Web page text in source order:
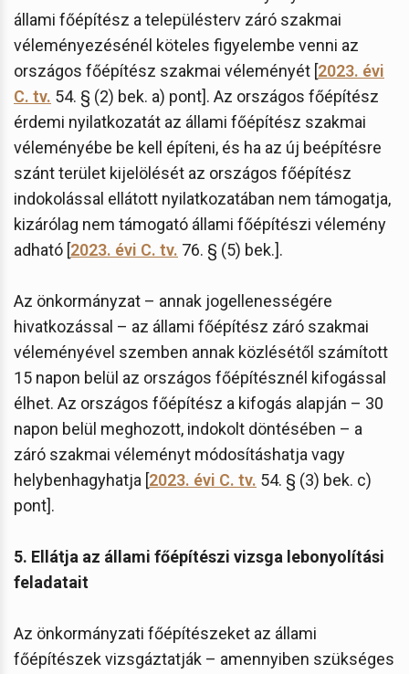
állami főépítész a településterv záró szakmai
véleményezésénél köteles figyelembe venni az
országos főépítész szakmai véleményét [2023. évi
C. tv. 54. § (2) bek. a) pont]. Az országos főépítész
érdemi nyilatkozatát az állami főépítész szakmai
véleményébe be kell építeni, és ha az új beépítésre
szánt terület kijelölését az országos főépítész
indokolással ellátott nyilatkozatában nem támogatja,
kizárólag nem támogató állami főépítészi vélemény
adható [2023. évi C. tv. 76. § (5) bek.].
Az önkormányzat – annak jogellenességére
hivatkozással – az állami főépítész záró szakmai
véleményével szemben annak közlésétől számított
15 napon belül az országos főépítésznél kifogással
élhet. Az országos főépítész a kifogás alapján – 30
napon belül meghozott, indokolt döntésében – a
záró szakmai véleményt módosításhatja vagy
helybenhagyhatja [2023. évi C. tv. 54. § (3) bek. c)
pont].
5. Ellátja az állami főépítészi vizsga lebonyolítási
feladatait
Az önkormányzati főépítészeket az állami
főépítészek vizsgáztatják – amennyiben szükséges